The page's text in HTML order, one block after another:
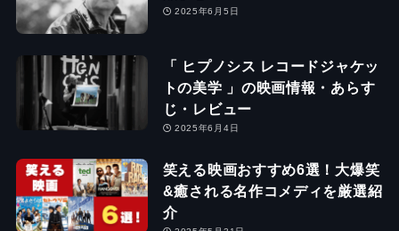
2025年6月5日
「 ヒプノシス レコードジャケッ
トの美学 」の映画情報・あらす
じ・レビュー
2025年6月4日
笑える映画おすすめ6選！大爆笑
&癒される名作コメディを厳選紹
介